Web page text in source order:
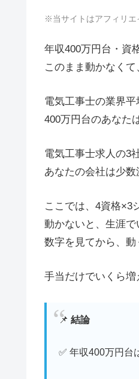
※当サイトはアフィリエ
年収400万円台・資
このまま動かなく
電気工事士の業界平
400万円台のあなた
電気工事士求人の3
あなたの会社は少数
ここでは、4資格×3
動かないと、生涯で
数字を見てから、動
手当だけでいくら増
📌 結論
✅ 年収400万円台